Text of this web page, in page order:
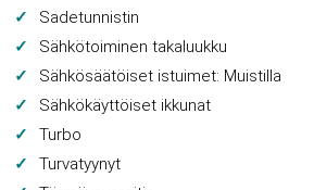
Sadetunnistin
Sähkötoiminen takaluukku
Sähkösäätöiset istuimet: Muistilla
Sähkökäyttöiset ikkunat
Turbo
Turvatyynyt